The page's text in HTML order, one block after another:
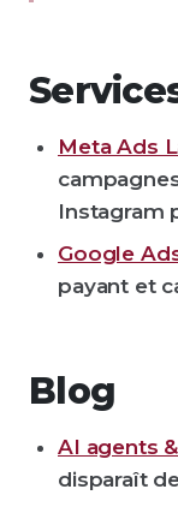
Meta Ads
Instagram
Google
payant et
Blog
AI agents
disparaît